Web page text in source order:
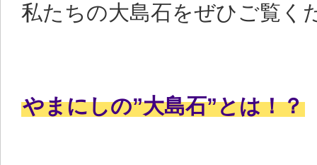
2015 4/19 東広島墓地情報
2015 4/6 東広島墓地情報
私たちの大島石をぜひご覧
やまにしの”大島石”とは！？